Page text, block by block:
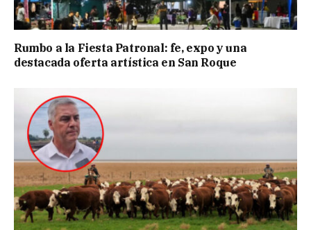
Rumbo a la Fiesta Patronal: fe, expo y una
destacada oferta artística en San Roque